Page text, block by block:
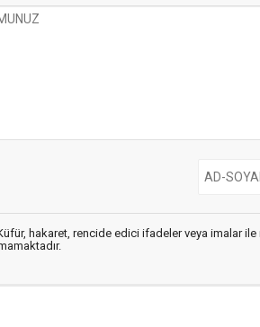
hakaret, rencide edici ifadeler veya imalar ile